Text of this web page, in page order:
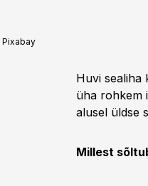
Pixabay
Huvi sealiha
üha rohkem
alusel üldse
Millest